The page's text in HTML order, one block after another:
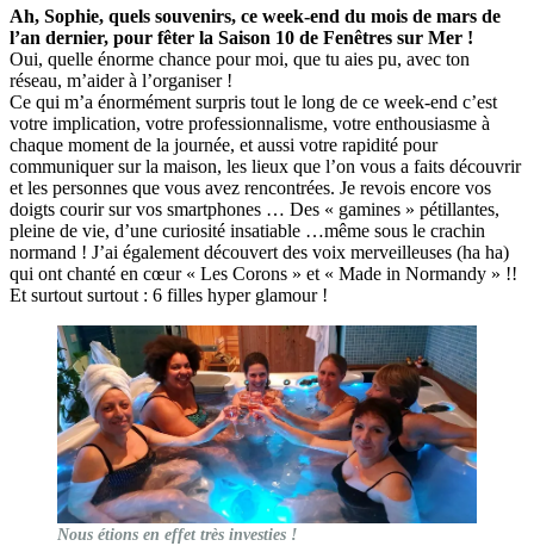
Ah, Sophie, quels souvenirs, ce week-end du mois de mars de
l’an dernier, pour fêter la Saison 10 de Fenêtres sur Mer !
Oui, quelle énorme chance pour moi, que tu aies pu, avec ton
réseau, m’aider à l’organiser !
Ce qui m’a énormément surpris tout le long de ce week-end c’est
votre implication, votre professionnalisme, votre enthousiasme à
chaque moment de la journée, et aussi votre rapidité pour
communiquer sur la maison, les lieux que l’on vous a faits découvrir
et les personnes que vous avez rencontrées. Je revois encore vos
doigts courir sur vos smartphones … Des « gamines » pétillantes,
pleine de vie, d’une curiosité insatiable …même sous le crachin
normand ! J’ai également découvert des voix merveilleuses (ha ha)
qui ont chanté en cœur « Les Corons » et « Made in Normandy » !!
Et surtout surtout : 6 filles hyper glamour !
Nous étions en effet très investies !